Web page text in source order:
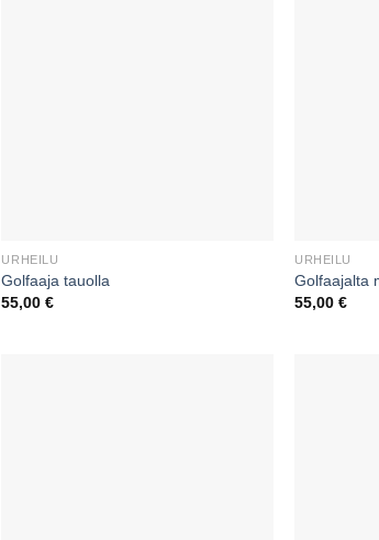
URHEILU
Golfaaja tauolla
55,00€
URHEILU
Golfaajalta
55,00€